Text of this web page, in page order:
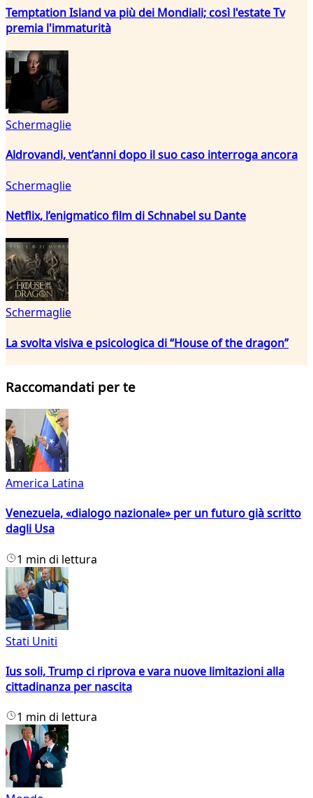
Temptation Island va più dei Mondiali; così l'estate Tv
premia l'immaturità
Schermaglie
Aldrovandi, vent’anni dopo il suo caso interroga ancora
Schermaglie
Netflix, l’enigmatico film di Schnabel su Dante
Schermaglie
La svolta visiva e psicologica di “House of the dragon”
Raccomandati per te
America Latina
Venezuela, «dialogo nazionale» per un futuro già scritto
dagli Usa
1 min di lettura
Stati Uniti
Ius soli, Trump ci riprova e vara nuove limitazioni alla
cittadinanza per nascita
1 min di lettura